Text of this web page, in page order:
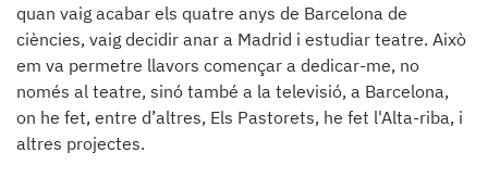
quan vaig acabar els quatre anys de Barcelona de
ciències, vaig decidir anar a Madrid i estudiar teatre. Això
em va permetre llavors començar a dedicar-me, no
només al teatre, sinó també a la televisió, a Barcelona,
on he fet, entre d’altres, Els Pastorets, he fet l'Alta-riba, i
altres projectes.